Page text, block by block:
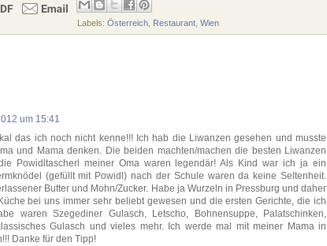
Labels:Österreich Restaurant ,Wien
um 15:41
das ich noch nicht kenne!!! Ich hab die Liwanzen gesehen und musste
und Mama denken. Die beiden machten/machen die besten Liwanzen
Powidltascherl meiner Oma waren legendär! Als Kind war ich ja ein
(gefüllt mit Powidl) nach der Schule waren da keine Seltenheit.
Butter und Mohn/Zucker. Habe ja Wurzeln in Pressburg und daher
bei uns immer sehr beliebt gewesen und die ersten Gerichte, die ich
waren Szegediner Gulasch, Letscho, Bohnensuppe, Palatschinken,
Gulasch und vieles mehr. Ich werde mal mit meiner Mama in
Danke für den Tipp!